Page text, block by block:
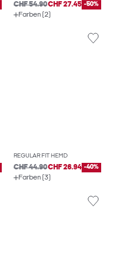
CHF 54.90CHF 27.45 -50%
Farben (2)
REGULAR FIT HEMD
CHF 44.90CHF 26.94 -40%
Farben (3)